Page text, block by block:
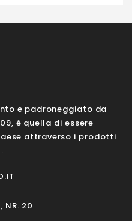
e padroneggiato da
è quella di essere
attraverso i prodotti
NR. 20